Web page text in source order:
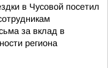
в Чусовой посетил
за вклад в
региона